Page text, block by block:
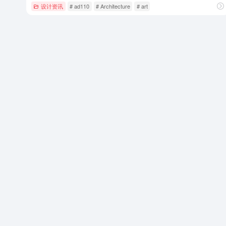
设计资讯 # ad110 # Architecture # art